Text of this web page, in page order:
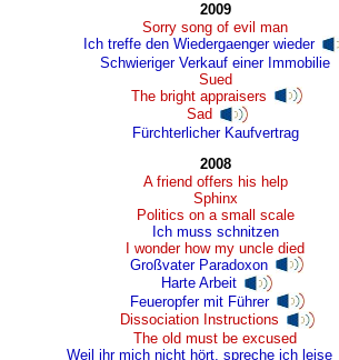
2009
Sorry song of evil man
Ich treffe den Wiedergaenger wieder
Schwieriger Verkauf einer Immobilie
Sued
The bright appraisers
Sad
Fürchterlicher Kaufvertrag
2008
A friend offers his help
Sphinx
Politics on a small scale
Ich muss schnitzen
I wonder how my uncle died
Großvater Paradoxon
Harte Arbeit
Feueropfer mit Führer
Dissociation Instructions
The old must be excused
Weil ihr mich nicht hört, spreche ich leise